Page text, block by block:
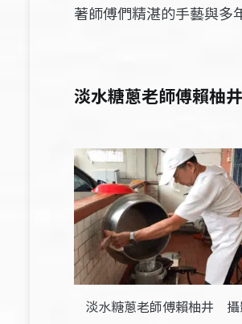
著師傅們精湛的手藝與多
淡水糖蔥老師傅賴柚
淡水糖蔥老師傅賴柚井 攝